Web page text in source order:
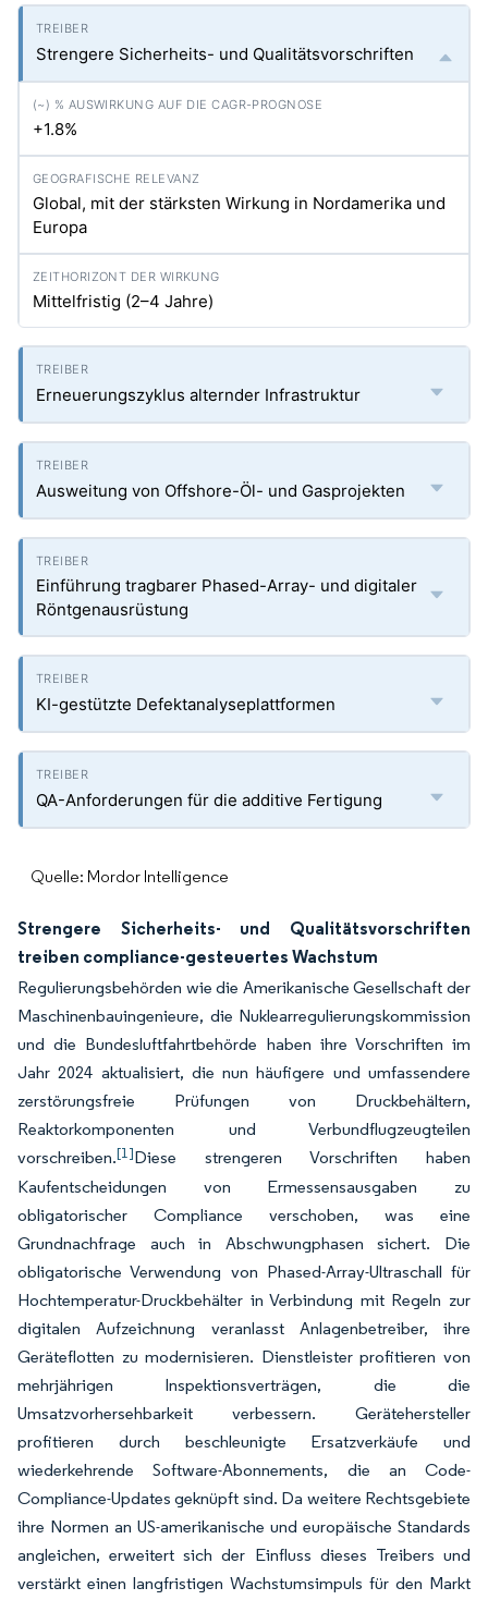
Strengere Sicherheits- und Qualitätsvorschriften
+1.8%
Global, mit der stärksten Wirkung in Nordamerika und
Europa
Mittelfristig (2–4 Jahre)
Erneuerungszyklus alternder Infrastruktur
Ausweitung von Offshore-Öl- und Gasprojekten
Einführung tragbarer Phased-Array- und digitaler
Röntgenausrüstung
KI-gestützte Defektanalyseplattformen
QA-Anforderungen für die additive Fertigung
Quelle: Mordor Intelligence
Strengere Sicherheits- und Qualitätsvorschriften
treiben compliance-gesteuertes Wachstum
Regulierungsbehörden wie die Amerikanische Gesellschaft der
Maschinenbauingenieure, die Nuklearregulierungskommission
und die Bundesluftfahrtbehörde haben ihre Vorschriften im
Jahr 2024 aktualisiert, die nun häufigere und umfassendere
zerstörungsfreie Prüfungen von Druckbehältern,
Reaktorkomponenten und Verbundflugzeugteilen
vorschreiben.[1]Diese strengeren Vorschriften haben
Kaufentscheidungen von Ermessensausgaben zu
obligatorischer Compliance verschoben, was eine
Grundnachfrage auch in Abschwungphasen sichert. Die
obligatorische Verwendung von Phased-Array-Ultraschall für
Hochtemperatur-Druckbehälter in Verbindung mit Regeln zur
digitalen Aufzeichnung veranlasst Anlagenbetreiber, ihre
Geräteflotten zu modernisieren. Dienstleister profitieren von
mehrjährigen Inspektionsverträgen, die die
Umsatzvorhersehbarkeit verbessern. Gerätehersteller
profitieren durch beschleunigte Ersatzverkäufe und
wiederkehrende Software-Abonnements, die an Code-
Compliance-Updates geknüpft sind. Da weitere Rechtsgebiete
ihre Normen an US-amerikanische und europäische Standards
angleichen, erweitert sich der Einfluss dieses Treibers und
verstärkt einen langfristigen Wachstumsimpuls für den Markt